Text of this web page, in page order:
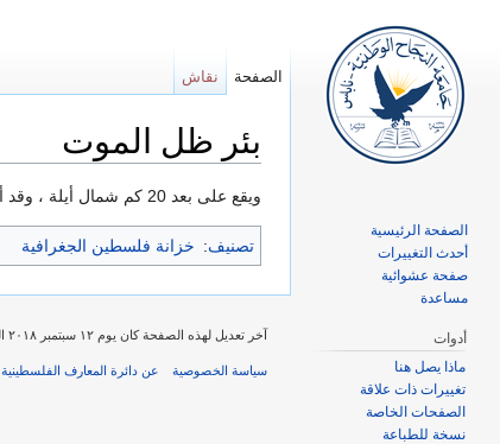
بئر ظل الموت
ويقع على بعد 20 كم شمال أيلة ، وقد أسست فيه اليوم مزرعة باسم بئر اوروا‎ .
تصنيف: خزانة فلسطين الجغرافية
نقاش الصفحة
الصفحة الرئيسية
أحدث التغييرات
صفحة عشوائية
مساعدة
أدوات
ماذا يصل هنا
تغييرات ذات علاقة
الصفحات الخاصة
نسخة للطباعة
آخر تعديل لهذه الصفحة كان يوم ١٢ سبتمبر ٢٠١٨ الساعة ٠٨:٥١.
سياسة الخصوصية عن دائرة المعارف الفلسطينية